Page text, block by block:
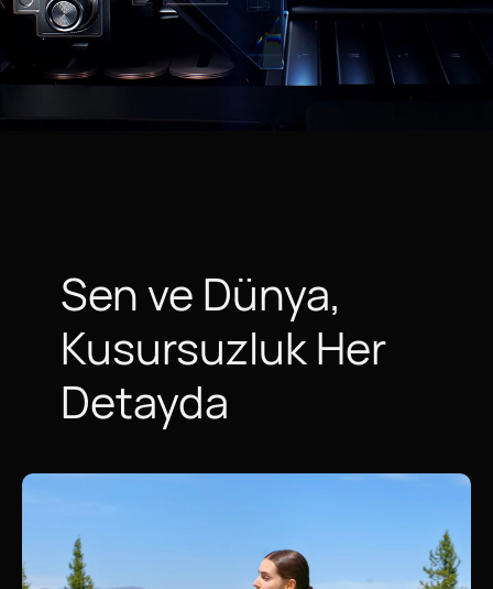
Sen ve Dünya,
Kusursuzluk Her
Detayda